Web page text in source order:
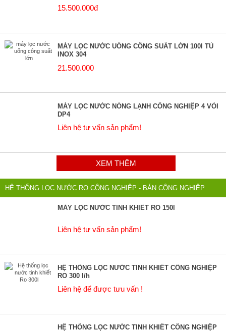
15.500.000đ
MÁY LỌC NƯỚC UỐNG CÔNG SUẤT LỚN 100l TỦ
INOX 304
21.500.000
MÁY LỌC NƯỚC NÓNG LẠNH CÔNG NGHIỆP 4 VÒI
DP4
Liên hệ tư vấn sản phẩm!
XEM THÊM
HỆ THỐNG LỌC NƯỚC RO CÔNG NGHIỆP - BÁN CÔNG NGHIỆP
MÁY LỌC NƯỚC TINH KHIẾT RO 150l
Liên hệ tư vấn sản phẩm!
HỆ THỐNG LỌC NƯỚC TINH KHIẾT CÔNG NGHIỆP
RO 300 l/h
Liên hệ để được tưu vấn !
HỆ THỐNG LỌC NƯỚC TINH KHIẾT CÔNG NGHIỆP